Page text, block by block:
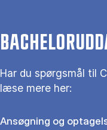
Har du spørgsmål til
læse mere her:
Ansøgning og